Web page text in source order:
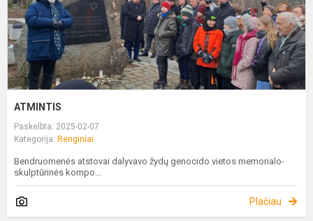
ATMINTIS
Paskelbta: 2025-02-07
Kategorija: Renginiai
Bendruomenės atstovai dalyvavo žydų genocido vietos memorialo-
skulptūrinės kompo...
Plačiau